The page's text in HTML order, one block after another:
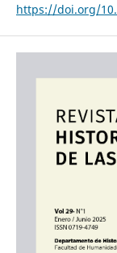
https://doi.org/